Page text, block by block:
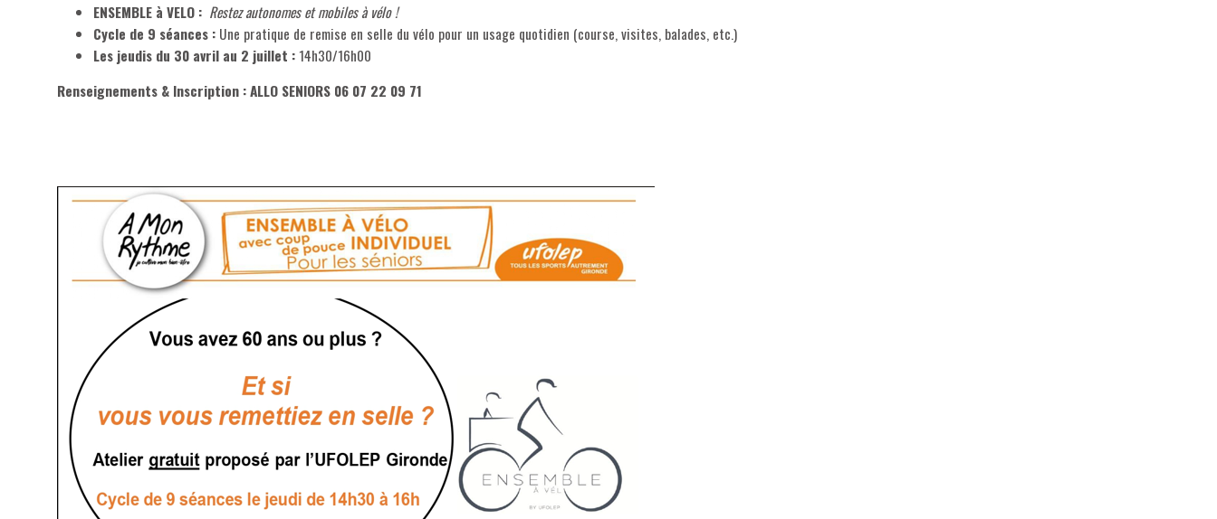
ENSEMBLE à VELO : Restez autonomes et mobiles à vélo !
Cycle de 9 séances : Une pratique de remise en selle du vélo pour un usage quotidien (course, visites, balades, etc.)
Les jeudis du 30 avril au 2 juillet : 14h30/16h00
Renseignements & Inscription : ALLO SENIORS 06 07 22 09 71